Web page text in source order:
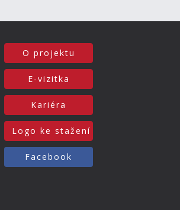
O projektu
E-vizitka
Kariéra
Logo ke stažení
Facebook